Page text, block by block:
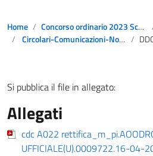
Home Concorso ordinario 2023 Scuola secondaria di primo e secondo grado
Circolari-Comunicazioni-Notizie
DDG n. 2575 del 06/12/
Si pubblica il file in allegato:
Allegati
cdc A022
UFFICIALE(U).0009722.16-04-